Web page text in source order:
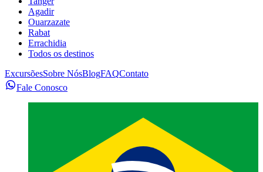
Agadir
Ouarzazate
Rabat
Errachidia
Todos os destinos
ExcursõesSobre NósBlogFAQContato
Fale Conosco